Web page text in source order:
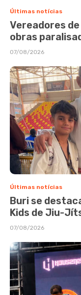
Últimas notícias
Vereadores
obras
07/08/2026
Últimas notícias
Buri se
Kids de Jiu-
07/08/2026